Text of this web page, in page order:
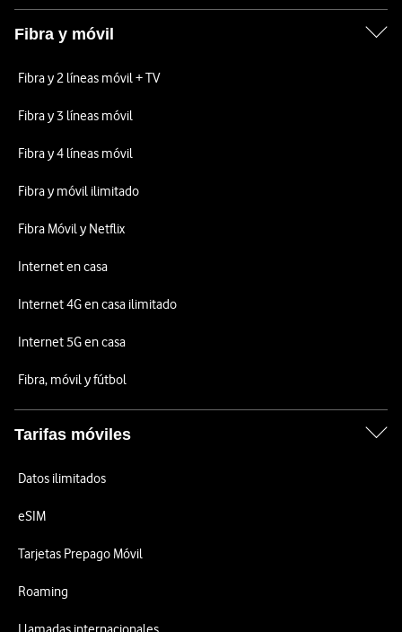
Fibra y móvil
Fibra y 2 líneas móvil + TV
Fibra y 3 líneas móvil
Fibra y 4 líneas móvil
Fibra y móvil ilimitado
Fibra Móvil y Netflix
Internet en casa
Internet 4G en casa ilimitado
Internet 5G en casa
Fibra, móvil y fútbol
Tarifas móviles
Datos ilimitados
eSIM
Tarjetas Prepago Móvil
Roaming